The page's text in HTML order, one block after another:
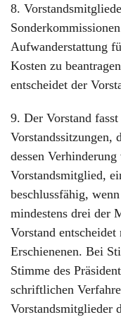
8.
Aufwanderstattung
Kosten zu
entscheidet der
9. Der Vorstand
Vorstandssitzungen,
dessen
Vorstandsmitglied,
beschlussfähig,
mindestens drei der
Vorstand
Erschienenen. Bei
Stimme des
schriftlichen
Vorstandsmitglieder